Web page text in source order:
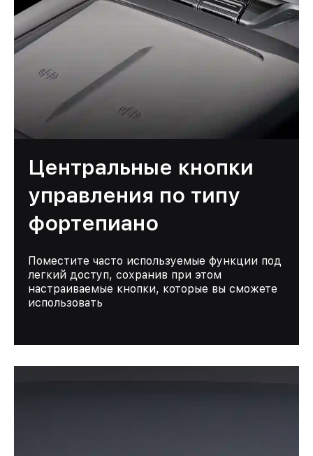
Центральные кнопки
управления по типу
фортепиано
Поместите часто используемые функции под
легкий доступ, сохранив при этом
настраиваемые кнопки, которые вы сможете
использовать